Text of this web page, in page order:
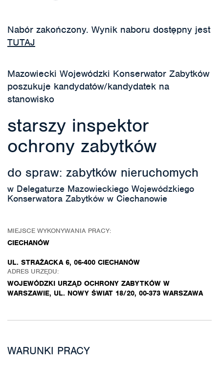
Nabór zakończony. Wynik naboru dostępny jest
TUTAJ
Mazowiecki Wojewódzki Konserwator Zabytków
poszukuje kandydatów/kandydatek na
stanowisko
starszy inspektor
ochrony zabytków
do spraw: zabytków nieruchomych
w Delegaturze Mazowieckiego Wojewódzkiego
Konserwatora Zabytków w Ciechanowie
MIEJSCE WYKONYWANIA PRACY:
CIECHANÓW
UL. STRAŻACKA 6, 06-400 CIECHANÓW
ADRES URZĘDU:
WOJEWÓDZKI URZĄD OCHRONY ZABYTKÓW W
WARSZAWIE, UL. NOWY ŚWIAT 18/20, 00-373 WARSZAWA
WARUNKI PRACY